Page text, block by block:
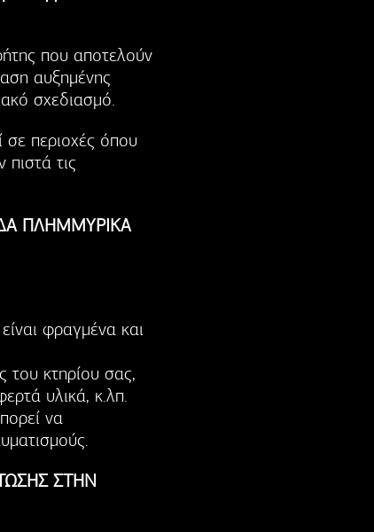
που αποτελούν
αυξημένης
σχεδιασμό.
σε περιοχές όπου
τις
ΠΛΗΜΜΥΡΙΚΑ
φραγμένα και
του κτηρίου σας,
υλικά, κ.λπ.
να
ΣΤΗΝ